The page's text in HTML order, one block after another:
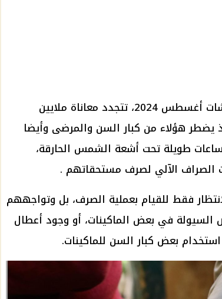
مع قرب حلول موعد بدء صرف معاشات أغسطس 2024، تتجدد معاناة ملايين
يضطر هؤلاء من كبار السن والمرضى وأيضا
طويلة تحت أشعة الشمس الحارقة،
الصراف الآلي لصرف مستحقاتهم .
فقط للقيام بعملية الصرف، بل وتواجههم
في بعض الماكينات، أو وجود أعطال
بعض كبار السن للماكينات.